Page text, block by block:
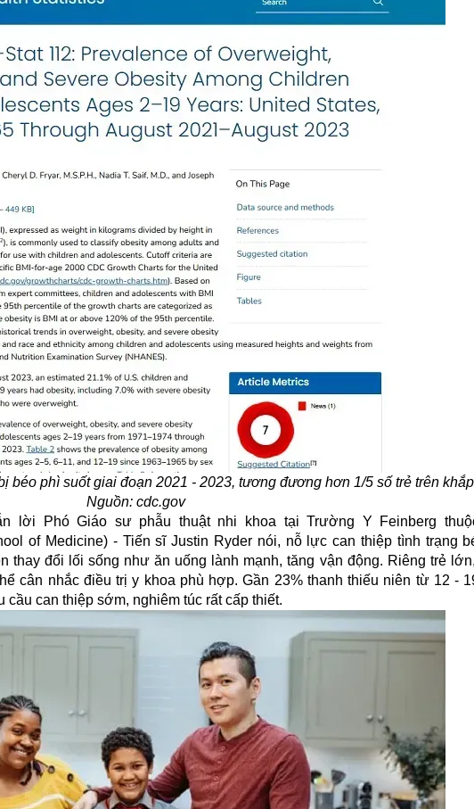
béo phì suốt giai đoạn 2021 - 2023, tương đương hơn 1/5 số trẻ trên
Nguồn: cdc.gov
lời Phó Giáo sư phẫu thuật nhi khoa tại Trường Y Feinberg
of Medicine) - Tiến sĩ Justin Ryder nói, nỗ lực can thiệp tình trạng
thay đổi lối sống như ăn uống lành mạnh, tăng vận động. Riêng trẻ
cân nhắc điều trị y khoa phù hợp. Gần 23% thanh thiếu niên từ 12 -
can thiệp sớm, nghiêm túc rất cấp thiết.